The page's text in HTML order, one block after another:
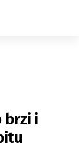
brzi i